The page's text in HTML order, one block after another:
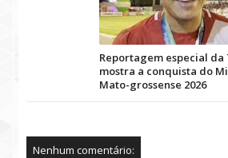
Reportagem especial da
mostra a conquista do
Mato-grossense 2026
Nenhum comentário: